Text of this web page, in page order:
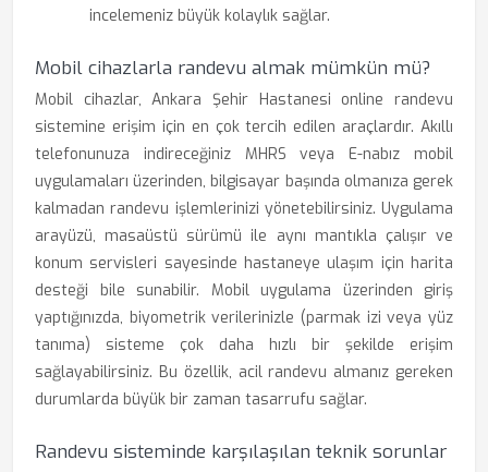
incelemeniz büyük kolaylık sağlar.
Mobil cihazlarla randevu almak mümkün mü?
Mobil cihazlar, Ankara Şehir Hastanesi online randevu
sistemine erişim için en çok tercih edilen araçlardır. Akıllı
telefonunuza indireceğiniz MHRS veya E-nabız mobil
uygulamaları üzerinden, bilgisayar başında olmanıza gerek
kalmadan randevu işlemlerinizi yönetebilirsiniz. Uygulama
arayüzü, masaüstü sürümü ile aynı mantıkla çalışır ve
konum servisleri sayesinde hastaneye ulaşım için harita
desteği bile sunabilir. Mobil uygulama üzerinden giriş
yaptığınızda, biyometrik verilerinizle (parmak izi veya yüz
tanıma) sisteme çok daha hızlı bir şekilde erişim
sağlayabilirsiniz. Bu özellik, acil randevu almanız gereken
durumlarda büyük bir zaman tasarrufu sağlar.
Randevu sisteminde karşılaşılan teknik sorunlar